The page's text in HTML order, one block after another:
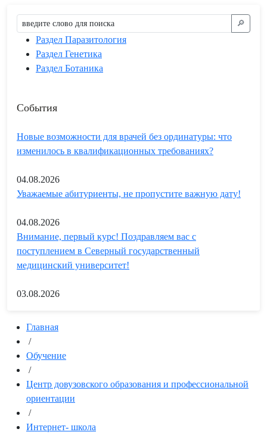
🔎︎
Раздел Паразитология
Раздел Генетика
Раздел Ботаника
События
Новые возможности для врачей без ординатуры: что
изменилось в квалификационных требованиях?
04.08.2026
Уважаемые абитуриенты, не пропустите важную дату!
04.08.2026
Внимание, первый курс! Поздравляем вас с
поступлением в Северный государственный
медицинский университет!
03.08.2026
Главная
/
Обучение
/
Центр довузовского образования и профессиональной
ориентации
/
Интернет- школа